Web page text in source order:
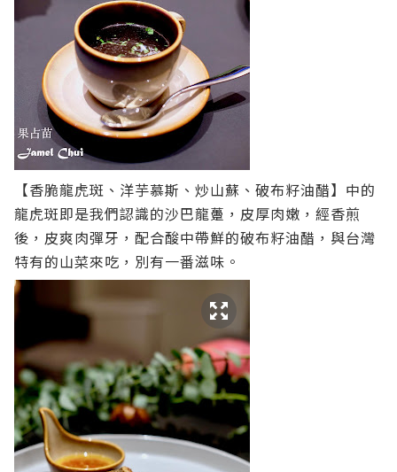
【香脆龍虎斑、洋芋慕斯、炒山蘇、破布籽油醋】中的
龍虎斑即是我們認識的沙巴龍躉，皮厚肉嫩，經香煎
後，皮爽肉彈牙，配合酸中帶鮮的破布籽油醋，與台灣
特有的山菜來吃，別有一番滋味。